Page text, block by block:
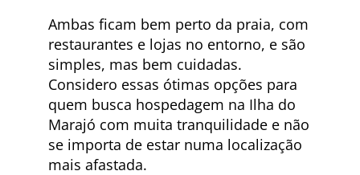
Ambas ficam bem perto da praia, com
restaurantes e lojas no entorno, e são
simples, mas bem cuidadas.
Considero essas ótimas opções para
quem busca hospedagem na Ilha do
Marajó com muita tranquilidade e não
se importa de estar numa localização
mais afastada.